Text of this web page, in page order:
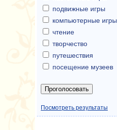
подвижные игры
компьютерные игры
чтение
творчество
путешествия
посещение музеев
Посмотреть результаты